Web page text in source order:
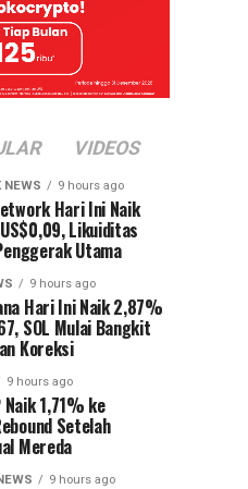
VIDEOS
NEWS 9 hours ago
Hari Ini Naik
Likuiditas
Utama
9 hours ago
Hari Ini Naik 2,87%
SOL Mulai Bangkit
Koreksi
9 hours ago
Naik 1,71% ke
Setelah
Mereda
9 hours ago